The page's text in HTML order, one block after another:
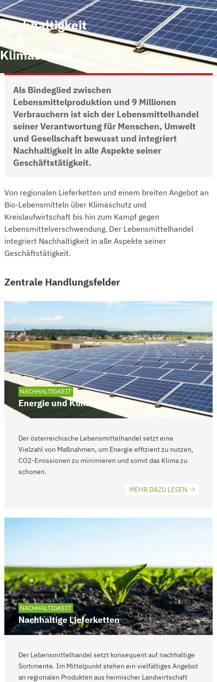
Nachhaltigkeit
und
Klimaschutz
Als Bindeglied zwischen
Lebensmittelproduktion und 9 Millionen
Verbrauchern ist sich der Lebensmittelhandel
seiner Verantwortung für Menschen, Umwelt
und Gesellschaft bewusst und integriert
Nachhaltigkeit in alle Aspekte seiner
Geschäftstätigkeit.
Von regionalen Lieferketten und einem breiten Angebot an
Bio-Lebensmitteln über Klimaschutz und
Kreislaufwirtschaft bis hin zum Kampf gegen
Lebensmittelverschwendung. Der Lebensmittelhandel
integriert Nachhaltigkeit in alle Aspekte seiner
Geschäftstätigkeit.
Zentrale Handlungsfelder
NACHHALTIGKEIT
Energie und Klimaschutz
Der österreichische Lebensmittelhandel setzt eine
Vielzahl von Maßnahmen, um Energie effizient zu nutzen,
CO2-Emissionen zu minimieren und somit das Klima zu
schonen.
MEHR DAZU LESEN
NACHHALTIGKEIT
Nachhaltige Lieferketten
Der Lebensmittelhandel setzt konsequent auf nachhaltige
Sortimente. Im Mittelpunkt stehen ein vielfältiges Angebot
an regionalen Produkten aus heimischer Landwirtschaft